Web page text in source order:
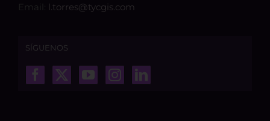
Email: l.torres@tycgis.com
SÍGUENOS